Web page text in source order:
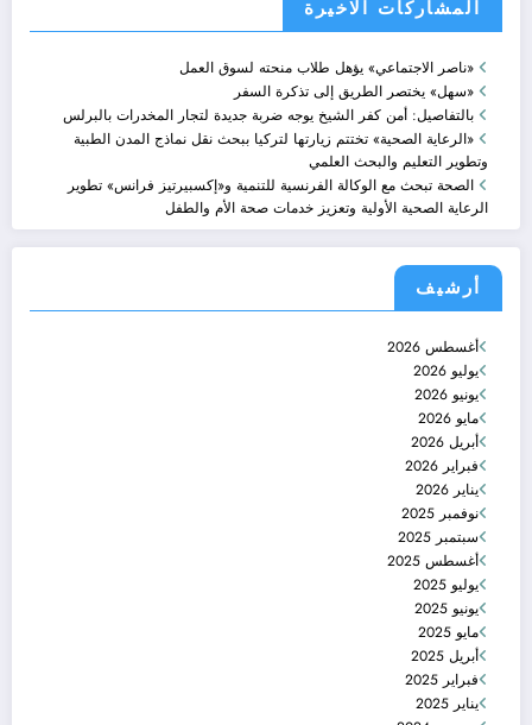
المشاركات الاخيرة
«ناصر الاجتماعي» يؤهل طلاب منحته لسوق العمل
«سهل» يختصر الطريق إلى تذكرة السفر
بالتفاصيل: أمن كفر الشيخ يوجه ضربة جديدة لتجار المخدرات بالبرلس
«الرعاية الصحية» تختتم زيارتها لتركيا ببحث نقل نماذج المدن الطبية
وتطوير التعليم والبحث العلمي
الصحة تبحث مع الوكالة الفرنسية للتنمية و«إكسبيرتيز فرانس» تطوير
الرعاية الصحية الأولية وتعزيز خدمات صحة الأم والطفل
أرشيف
أغسطس 2026
يوليو 2026
يونيو 2026
مايو 2026
أبريل 2026
فبراير 2026
يناير 2026
نوفمبر 2025
سبتمبر 2025
أغسطس 2025
يوليو 2025
يونيو 2025
مايو 2025
أبريل 2025
فبراير 2025
يناير 2025